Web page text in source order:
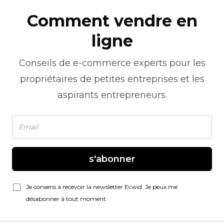
Comment vendre en
ligne
Conseils de e-commerce experts pour les
propriétaires de petites entreprises et les
aspirants entrepreneurs.
s'abonner
Je consens à recevoir la newsletter Ecwid. Je peux me
désabonner à tout moment.